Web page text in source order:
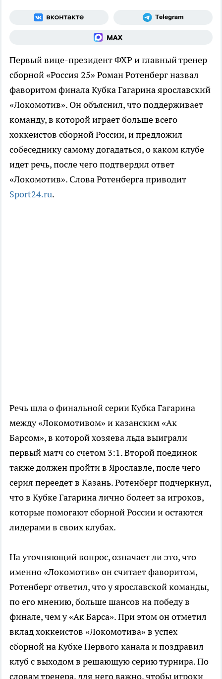
Первый вице-президент ФХР и главный тренер
сборной «Россия 25» Роман Ротенберг назвал
фаворитом финала Кубка Гагарина ярославский
«Локомотив». Он объяснил, что поддерживает
команду, в которой играет больше всего
хоккеистов сборной России, и предложил
собеседнику самому догадаться, о каком клубе
идет речь, после чего подтвердил ответ
«Локомотив». Слова Ротенберга приводит
Sport24.ru.
Речь шла о финальной серии Кубка Гагарина
между «Локомотивом» и казанским «Ак
Барсом», в которой хозяева льда выиграли
первый матч со счетом 3:1. Второй поединок
также должен пройти в Ярославле, после чего
серия переедет в Казань. Ротенберг подчеркнул,
что в Кубке Гагарина лично болеет за игроков,
которые помогают сборной России и остаются
лидерами в своих клубах.
На уточняющий вопрос, означает ли это, что
именно «Локомотив» он считает фаворитом,
Ротенберг ответил, что у ярославской команды,
по его мнению, больше шансов на победу в
финале, чем у «Ак Барса». При этом он отметил
вклад хоккеистов «Локомотива» в успех
сборной на Кубке Первого канала и поздравил
клуб с выходом в решающую серию турнира. По
словам тренера, для него важно, чтобы игроки